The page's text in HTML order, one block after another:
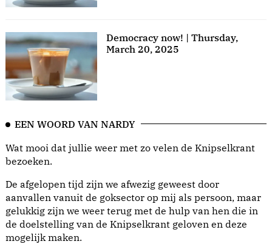
Democracy now! | Thursday,
March 20, 2025
EEN WOORD VAN NARDY
Wat mooi dat jullie weer met zo velen de Knipselkrant
bezoeken.
De afgelopen tijd zijn we afwezig geweest door
aanvallen vanuit de goksector op mij als persoon, maar
gelukkig zijn we weer terug met de hulp van hen die in
de doelstelling van de Knipselkrant geloven en deze
mogelijk maken.